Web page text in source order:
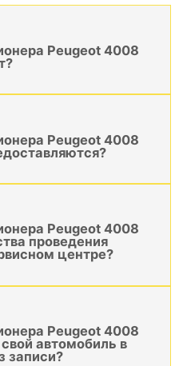
Peugeot 4008
Peugeot 4008
Peugeot 4008
проведения
центре?
Peugeot 4008
автомобиль в
записи?